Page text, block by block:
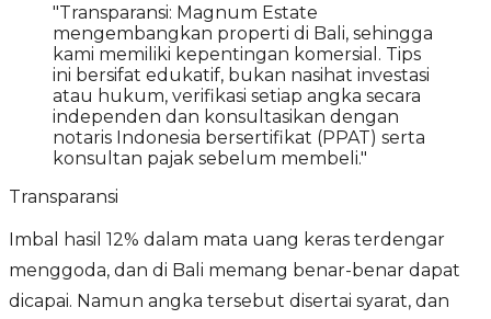
"Transparansi: Magnum Estate
mengembangkan properti di Bali, sehingga
kami memiliki kepentingan komersial. Tips
ini bersifat edukatif, bukan nasihat investasi
atau hukum, verifikasi setiap angka secara
independen dan konsultasikan dengan
notaris Indonesia bersertifikat (PPAT) serta
konsultan pajak sebelum membeli."
Transparansi
Imbal hasil 12% dalam mata uang keras terdengar
menggoda, dan di Bali memang benar-benar dapat
dicapai. Namun angka tersebut disertai syarat, dan